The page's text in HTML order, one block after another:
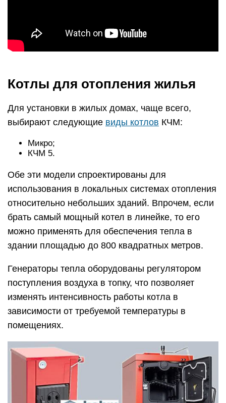
Котлы для отопления жилья
Для установки в жилых домах, чаще всего,
выбирают следующие виды котлов КЧМ:
Микро;
КЧМ 5.
Обе эти модели спроектированы для
использования в локальных системах отопления
относительно небольших зданий. Впрочем, если
брать самый мощный котел в линейке, то его
можно применять для обеспечения тепла в
здании площадью до 800 квадратных метров.
Генераторы тепла оборудованы регулятором
поступления воздуха в топку, что позволяет
изменять интенсивность работы котла в
зависимости от требуемой температуры в
помещениях.